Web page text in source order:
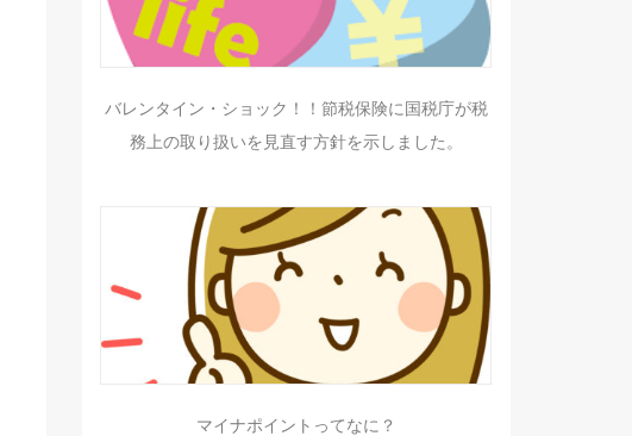
バレンタイン・ショック！！節税保険に国税庁が税
務上の取り扱いを見直す方針を示しました。
マイナポイントってなに？